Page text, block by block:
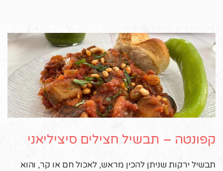
קפונטה – תבשיל חצילים סיציליאני
תבשיל ירקות שניתן להכין מראש, לאכול חם או קר, והוא